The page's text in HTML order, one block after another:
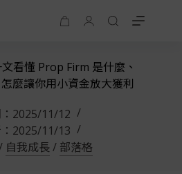
看懂 Prop Firm 是什麼、
麼讓你用小資金放大獲利
2025/11/12
2025/11/13
自我成長 / 部落格